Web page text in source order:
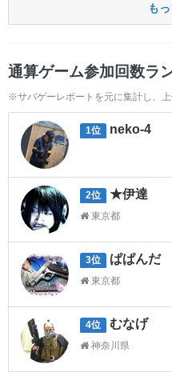
も
通算ゲーム参加回数ラ
※サバゲーレポートを元に集計し、上
1位 neko-4
2位 ★伊達
東京都
3位 ぱぱんだ
東京都
4位 むなげ
神奈川県